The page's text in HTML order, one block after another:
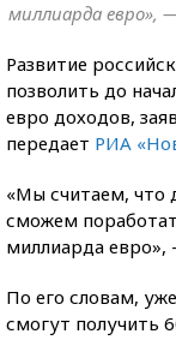
миллиарда евро»,
Развитие
позволить до
евро доходов,
передает РИА
«Мы считаем, что
сможем
миллиарда евро»,
По его словам,
смогут получить